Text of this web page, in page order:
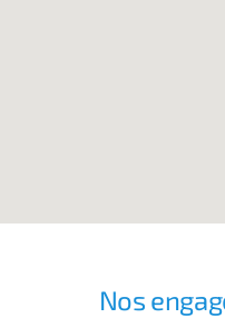
Nos